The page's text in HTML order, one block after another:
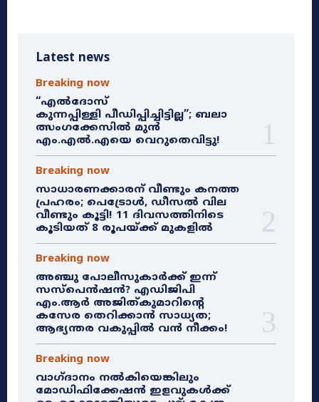
Latest news
Breaking now
“എൽദോസ്
കുന്നപ്പിള്ളി പീഡിപ്പിച്ചിട്ടില്ല”; ബലാ
ത്സംഗക്കേസിൽ മുൻ
എം.എൽ.എയെ വെറുതെവിട്ടു!
Breaking now
സാധാരണക്കാരന് വീണ്ടും കനത്ത
പ്രഹരം; പെട്രോൾ, ഡീസൽ വില
വീണ്ടും കൂട്ടി! 11 ദിവസത്തിനിടെ
കൂടിയത് 8 രൂപയ്ക്ക് മുകളിൽ
Breaking now
അഞ്ചു പോലീസുകാർക്ക് ഇന്ന്
സസ്‌പെൻഷൻ? എഡിജിപി
എം.ആർ അജിത്കുമാറിൻ്റെ
കസേര തെറിക്കാൻ സാധ്യത;
ആഭ്യന്തര വകുപ്പിൽ വൻ നീക്കം!
Breaking now
വാഗ്ദാനം നൽകിയെങ്കിലും
മോഡിഫിക്കേഷൻ ഇളവുകൾക്ക്